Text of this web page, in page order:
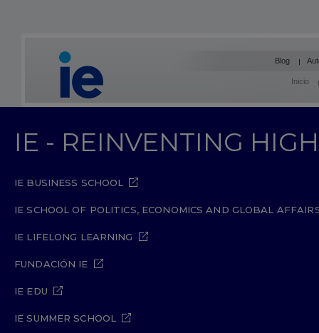
Blog
Inicio
IE - REINVENTING
IE BUSINESS SCHOOL
IE SCHOOL OF POLITICS, ECONOMICS AND GLOBAL
IE LIFELONG LEARNING
FUNDACIÓN IE
IE EDU
IE SUMMER SCHOOL